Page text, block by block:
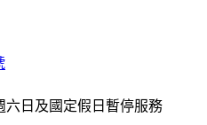
六日及國定假日暫停服務